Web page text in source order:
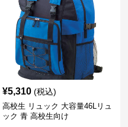
¥5,310 (税込)
高校生 リュック 大容量46Lリュ
ック 青 高校生向け